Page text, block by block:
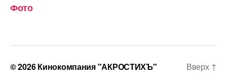
Фото
© 2026Кинокомпания "АКРОСТИХЪ" Вверх ↑